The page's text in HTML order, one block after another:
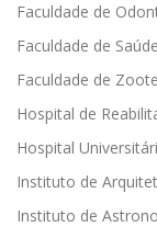
Faculdade de
Faculdade de
Faculdade de
Hospital de
Hospital
Instituto de
Instituto de